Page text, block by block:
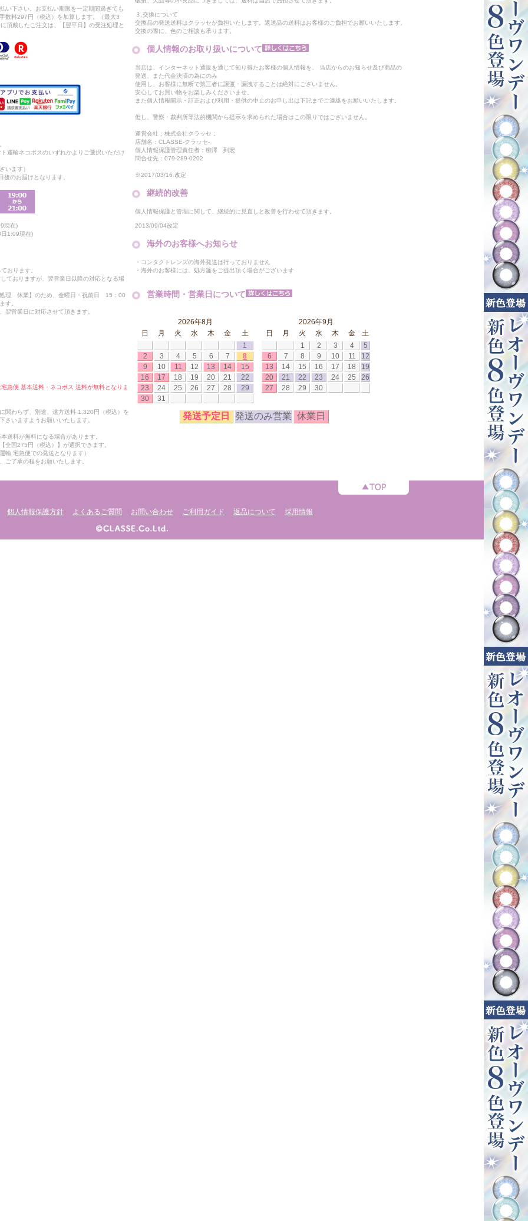
い下さい。お支払い期限を一定期間過ぎても
数料297円（税込）を加算します。（最大3
戴したご注文は、【翌平日】の受注処理と
運輸ネコポスのいずれかよりご選択いただけ
います）
のお届けとなります。
現在)
日1:09現在)
おります。
ておりますが、翌営業日以降の対応となる場
処理 休業】のため、金曜日・祝前日 15：00
す。
翌営業日に対応させて頂きます。
急便 基本送料・ネコポス 送料が無料となりま
関わらず、別途、遠方送料 1,320円（税込）を
さいますようお願いいたします。
送料が無料になる場合があります。
国275円（税込）】が選択できます。
輸 宅急便での発送となります）
了承の程をお願いたします。
３.交換について
交換品の発送送料はクラッセが負担いたします。返送品の送料はお客様のご負担でお願いいたします。
交換の際に、色のご相談も承ります。
個人情報のお取り扱いについて
当店は、インターネット通販を通じて知り得たお客様の個人情報を、 当店からのお知らせ及び商品の
発送、また代金決済の為にのみ
使用し、お客様に無断で第三者に譲渡・漏洩することは絶対にございません。
安心してお買い物をお楽しみくださいませ。
また個人情報開示・訂正および利用・提供の中止のお申し出は下記までご連絡をお願いいたします。
但し、警察・裁判所等法的機関から提示を求められた場合はこの限りではございません。
運営会社：株式会社クラッセ：
店舗名：CLASSE-クラッセ-
個人情報保護管理責任者：柳澤 到宏
問合せ先：079-289-0202
※2017/03/16 改定
継続的改善
個人情報保護と管理に関して、継続的に見直しと改善を行わせて頂きます。
2013/09/04改定
海外のお客様へお知らせ
・コンタクトレンズの海外発送は行っておりません
・海外のお客様には、処方箋をご提出頂く場合がございます
営業時間・営業日について
2026年8月
日
月 火 水 木 金
土
1
2
3 4 5 6 7
8
9
10 11 12 13 14
15
16
17 18 19 20 21
22
23
24 25 26 27 28
29
30
31
2026年9月
日
月 火 水 木 金
土
1
2 3 4
5
6
7 8 9 10 11
12
13
14 15 16 17 18
19
20
21 22 23 24 25
26
27
28 29 30
発送予定日 発送のみ営業 休業日
個人情報保護方針 よくあるご質問 お問い合わせ ご利用ガイド 返品について 採用情報